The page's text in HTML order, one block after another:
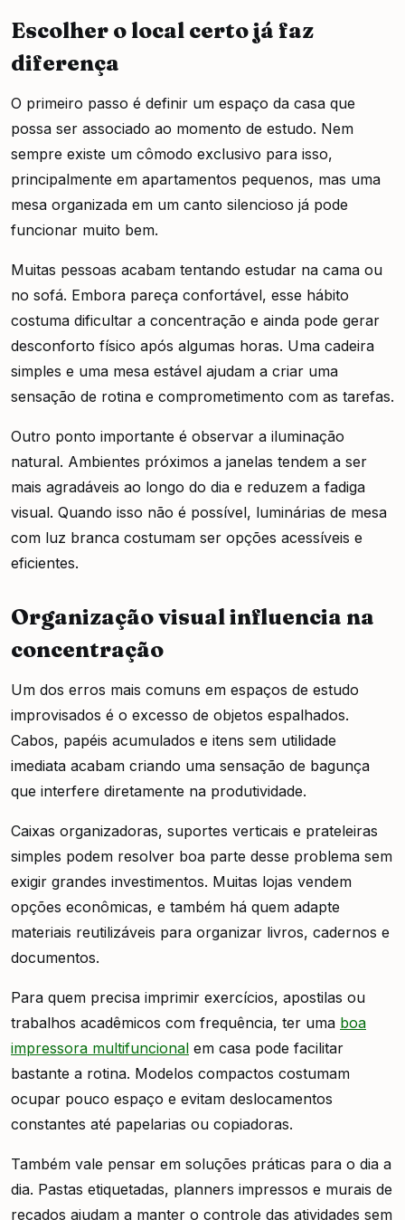
Escolher o local certo já faz
diferença
O primeiro passo é definir um espaço da casa que
possa ser associado ao momento de estudo. Nem
sempre existe um cômodo exclusivo para isso,
principalmente em apartamentos pequenos, mas uma
mesa organizada em um canto silencioso já pode
funcionar muito bem.
Muitas pessoas acabam tentando estudar na cama ou
no sofá. Embora pareça confortável, esse hábito
costuma dificultar a concentração e ainda pode gerar
desconforto físico após algumas horas. Uma cadeira
simples e uma mesa estável ajudam a criar uma
sensação de rotina e comprometimento com as tarefas.
Outro ponto importante é observar a iluminação
natural. Ambientes próximos a janelas tendem a ser
mais agradáveis ao longo do dia e reduzem a fadiga
visual. Quando isso não é possível, luminárias de mesa
com luz branca costumam ser opções acessíveis e
eficientes.
Organização visual influencia na
concentração
Um dos erros mais comuns em espaços de estudo
improvisados é o excesso de objetos espalhados.
Cabos, papéis acumulados e itens sem utilidade
imediata acabam criando uma sensação de bagunça
que interfere diretamente na produtividade.
Caixas organizadoras, suportes verticais e prateleiras
simples podem resolver boa parte desse problema sem
exigir grandes investimentos. Muitas lojas vendem
opções econômicas, e também há quem adapte
materiais reutilizáveis para organizar livros, cadernos e
documentos.
Para quem precisa imprimir exercícios, apostilas ou
trabalhos acadêmicos com frequência, ter uma boa
impressora multifuncional em casa pode facilitar
bastante a rotina. Modelos compactos costumam
ocupar pouco espaço e evitam deslocamentos
constantes até papelarias ou copiadoras.
Também vale pensar em soluções práticas para o dia a
dia. Pastas etiquetadas, planners impressos e murais de
recados ajudam a manter o controle das atividades sem